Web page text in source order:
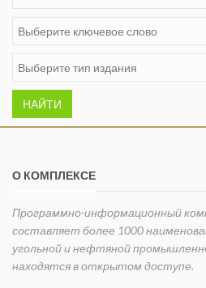
НАЙТИ
О КОМПЛЕКСЕ
Программно-информационный
составляет более 1000
угольной и нефтяной
находятся в открытом доступе.